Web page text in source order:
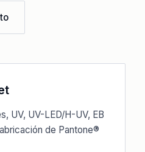
UV, UV-LED/H-UV, EB
de Pantone®